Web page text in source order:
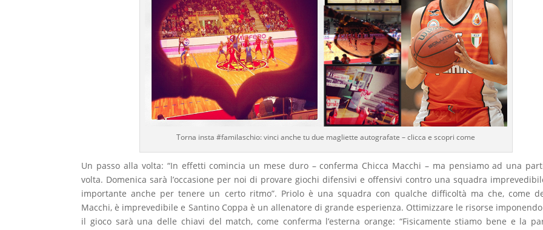
Torna insta #familaschio: vinci anche tu due magliette autografate – clicca e scopri come
Un passo alla volta: “In effetti comincia un mese duro – conferma Chicca Macchi – ma pensiamo ad una
volta. Domenica sarà l’occasione per noi di provare giochi difensivi e offensivi contro una squadra
importante anche per tenere un certo ritmo”. Priolo è una squadra con qualche difficoltà ma che, come
Macchi, è imprevedibile e Santino Coppa è un allenatore di grande esperienza. Ottimizzare le risorse
il gioco sarà una delle chiavi del match, come conferma l’esterna orange: “Fisicamente stiamo bene e la